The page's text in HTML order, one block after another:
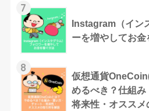
7
Instagram（イン
ーを増やしてお金
8
仮想通貨
めるべき？仕組み
将来性・オスス